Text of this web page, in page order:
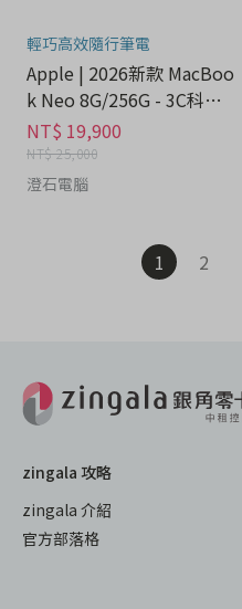
輕巧高效隨行筆電
Apple | 2026新款 MacBoo
k Neo 8G/256G - 3C科技
分期
NT$ 19,900
NT$ 25,000
澄石電腦
1 2
zingala 攻略
zingala 介紹
官方部落格